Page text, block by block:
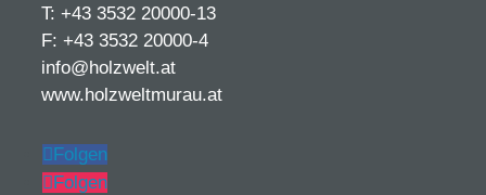
T: +43 3532 20000-13
F: +43 3532 20000-4
info@holzwelt.at
www.holzweltmurau.at
Folgen
Folgen